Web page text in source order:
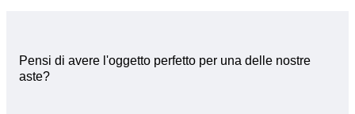
Pensi di avere l'oggetto perfetto per una delle nostre
aste?